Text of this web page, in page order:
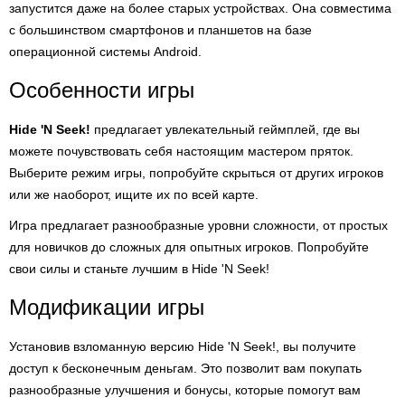
запустится даже на более старых устройствах. Она совместима
с большинством смартфонов и планшетов на базе
операционной системы Android.
Особенности игры
Hide 'N Seek! предлагает увлекательный геймплей, где вы
можете почувствовать себя настоящим мастером пряток.
Выберите режим игры, попробуйте скрыться от других игроков
или же наоборот, ищите их по всей карте.
Игра предлагает разнообразные уровни сложности, от простых
для новичков до сложных для опытных игроков. Попробуйте
свои силы и станьте лучшим в Hide 'N Seek!
Модификации игры
Установив взломанную версию Hide 'N Seek!, вы получите
доступ к бесконечным деньгам. Это позволит вам покупать
разнообразные улучшения и бонусы, которые помогут вам